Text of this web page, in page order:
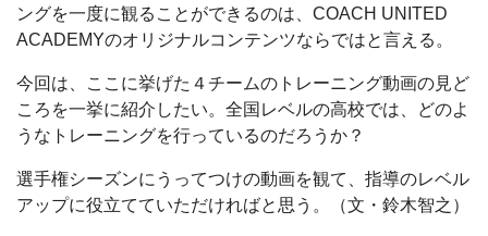
ングを一度に観ることができるのは、COACH UNITED
ACADEMYのオリジナルコンテンツならではと言える。
今回は、ここに挙げた４チームのトレーニング動画の見ど
ころを一挙に紹介したい。全国レベルの高校では、どのよ
うなトレーニングを行っているのだろうか？
選手権シーズンにうってつけの動画を観て、指導のレベル
アップに役立てていただければと思う。（文・鈴木智之）